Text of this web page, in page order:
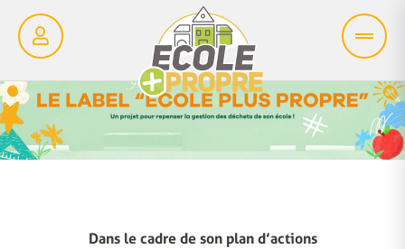
Dans le cadre de son plan d’actions